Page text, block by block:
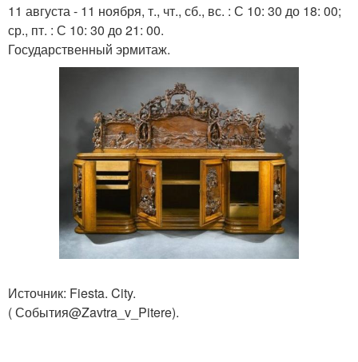
11 августа - 11 ноября, т., чт., сб., вс. : С 10: 30 до 18: 00;
ср., пт. : С 10: 30 до 21: 00.
Государственный эрмитаж.
Источник: Fiesta. City.
( События@Zavtra_v_Pitere).